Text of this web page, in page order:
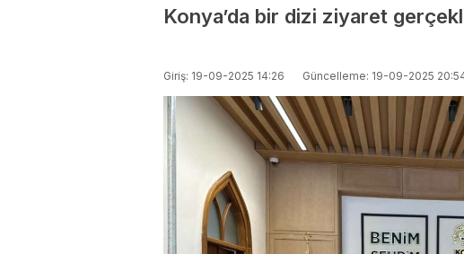
Konya’da bir dizi ziyaret
Giriş: 19-09-2025 14:26 Güncelleme: 19-09-2025